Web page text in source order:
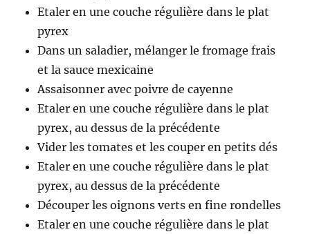
Etaler en une couche régulière dans le plat
pyrex
Dans un saladier, mélanger le fromage frais
et la sauce mexicaine
Assaisonner avec poivre de cayenne
Etaler en une couche régulière dans le plat
pyrex, au dessus de la précédente
Vider les tomates et les couper en petits dés
Etaler en une couche régulière dans le plat
pyrex, au dessus de la précédente
Découper les oignons verts en fine rondelles
Etaler en une couche régulière dans le plat